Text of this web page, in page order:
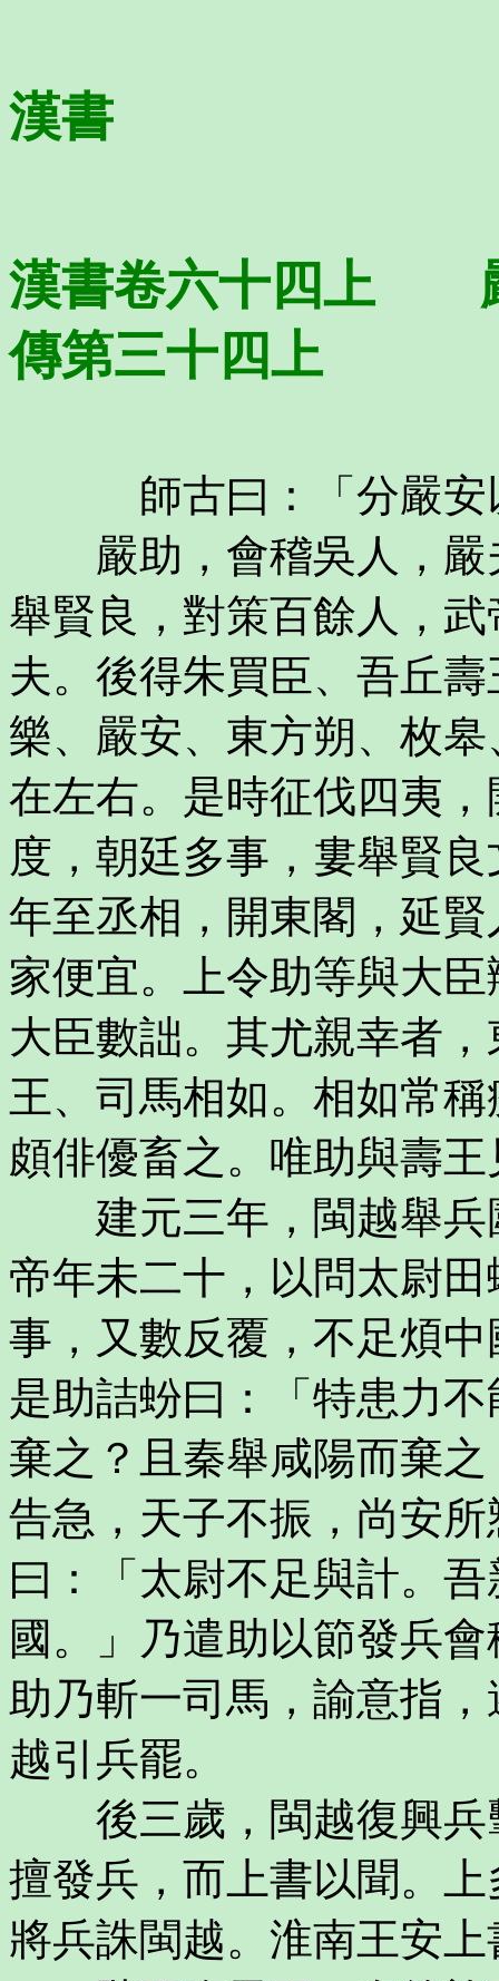
漢書
漢書卷六十四上
傳第三十四上
師古曰：「分嚴安
嚴助，會稽吳人，嚴
舉賢良，對策百餘人，
夫。後得朱買臣、吾丘
樂、嚴安、東方朔、枚
在左右。是時征伐四夷
度，朝廷多事，婁舉賢
年至丞相，開東閣，延
家便宜。上令助等與大
大臣數詘。其尤親幸者
王、司馬相如。相如常
頗俳優畜之。唯助與壽
建元三年，閩越舉兵
帝年未二十，以問太尉
事，又數反覆，不足煩
是助詰蚡曰：「特患力
棄之？且秦舉咸陽而棄
告急，天子不振，尚安
曰：「太尉不足與計。
國。」乃遣助以節發兵
助乃斬一司馬，諭意指
越引兵罷。
後三歲，閩越復興兵
擅發兵，而上書以聞。
將兵誅閩越。淮南王安